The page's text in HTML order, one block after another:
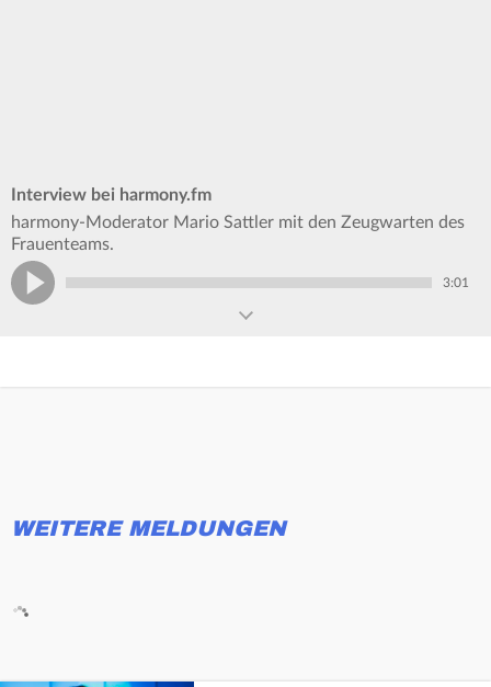
Interview bei harmony.fm
harmony-Moderator Mario Sattler mit den Zeugwarten des
Frauenteams.
3:01
WEITERE MELDUNGEN